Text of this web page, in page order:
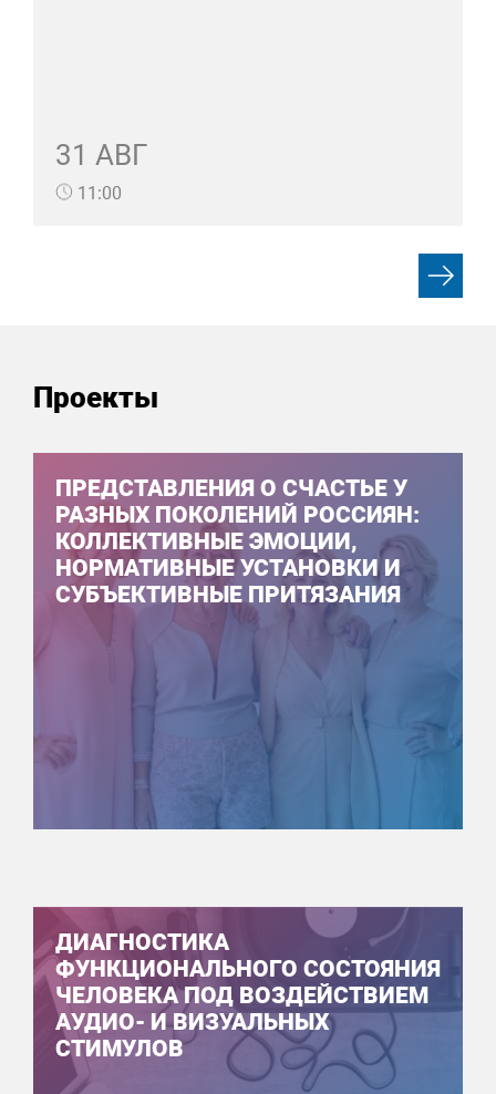
31 АВГ
11:00
Проекты
ПРЕДСТАВЛЕНИЯ О СЧАСТЬЕ У
РАЗНЫХ ПОКОЛЕНИЙ РОССИЯН:
КОЛЛЕКТИВНЫЕ ЭМОЦИИ,
НОРМАТИВНЫЕ УСТАНОВКИ И
СУБЪЕКТИВНЫЕ ПРИТЯЗАНИЯ
ДИАГНОСТИКА
ФУНКЦИОНАЛЬНОГО СОСТОЯНИЯ
ЧЕЛОВЕКА ПОД ВОЗДЕЙСТВИЕМ
АУДИО- И ВИЗУАЛЬНЫХ
СТИМУЛОВ